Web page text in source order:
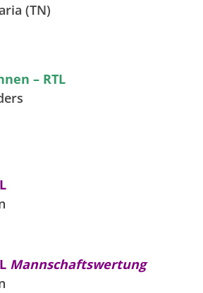
(TN)
– RTL
Mannschaftswertung